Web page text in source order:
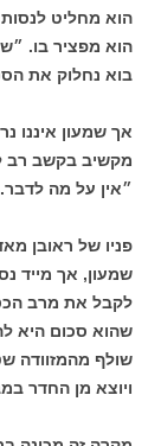
הוא מחליט
הוא מפציר בו.
בוא נחלוק את
אך שמעון איננו
מקשיב בקשב רב
״אין על מה לדבר. 90-10 או כלום, זו הצעתי האחרונה״.
פניו של ראובן
שמעון, אך מייד
לקבל את מרב
שהוא סכום היא
ויוצא מן החדר